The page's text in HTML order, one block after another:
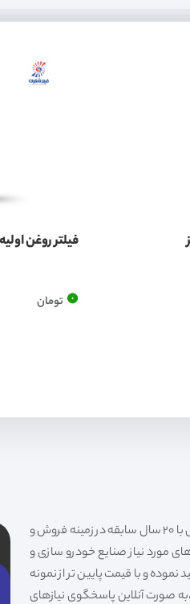
فیلتر روغن اولیه
0 تومان
فیلتر شکری تهیه و توزیع کننده انواع فیلتر خودروهای سواری،سنگین،راهسازی و دستگاه های صنعتی و فیلتر های خاص با 20 سال سابقه در زمینه فروش و
مورد نیاز صنایع خودرو سازی و
و با قیمت پایین تر از نمونه
صورت آنلاین پاسخگوی نیازهای